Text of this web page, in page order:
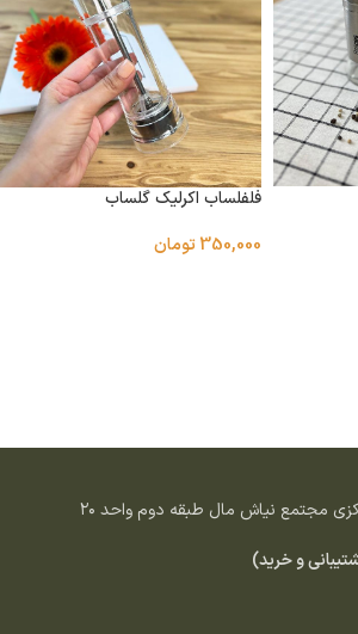
فلفلساب اکرلیک گلساب
350,000تومان
مجتمع نياش مال طبقه دوم واحد ٢٠
و خرید)